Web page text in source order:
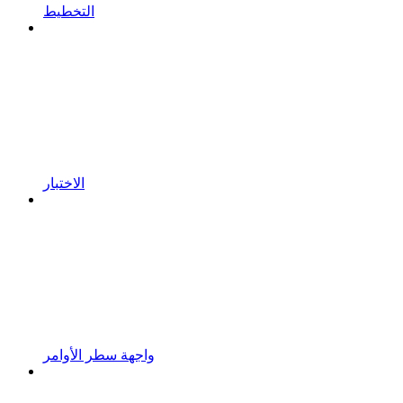
التخطيط
الاختبار
واجهة سطر الأوامر